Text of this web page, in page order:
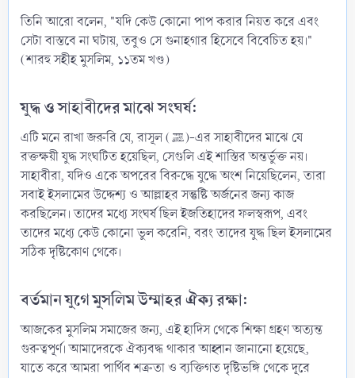
তিনি আরো বলেন, "যদি কেউ কোনো পাপ করার নিয়ত করে এবং
সেটা বাস্তবে না ঘটায়, তবুও সে গুনাহগার হিসেবে বিবেচিত হয়।"
(শারহু সহীহ মুসলিম, ১১তম খণ্ড)
যুদ্ধ ও সাহাবীদের মাঝে সংঘর্ষ:​
এটি মনে রাখা জরুরি যে, রাসূল (ﷺ)-এর সাহাবীদের মাঝে যে
রক্তক্ষয়ী যুদ্ধ সংঘটিত হয়েছিল, সেগুলি এই শাস্তির অন্তর্ভুক্ত নয়।
সাহাবীরা, যদিও একে অপরের বিরুদ্ধে যুদ্ধে অংশ নিয়েছিলেন, তারা
সবাই ইসলামের উদ্দেশ্য ও আল্লাহর সন্তুষ্টি অর্জনের জন্য কাজ
করছিলেন। তাদের মধ্যে সংঘর্ষ ছিল ইজতিহাদের ফলস্বরূপ, এবং
তাদের মধ্যে কেউ কোনো ভুল করেনি, বরং তাদের যুদ্ধ ছিল ইসলামের
সঠিক দৃষ্টিকোণ থেকে।
বর্তমান যুগে মুসলিম উম্মাহর ঐক্য রক্ষা:​
আজকের মুসলিম সমাজের জন্য, এই হাদিস থেকে শিক্ষা গ্রহণ অত্যন্ত
গুরুত্বপূর্ণ। আমাদেরকে ঐক্যবদ্ধ থাকার আহ্বান জানানো হয়েছে,
যাতে করে আমরা পার্থিব শত্রুতা ও ব্যক্তিগত দৃষ্টিভঙ্গি থেকে দূরে